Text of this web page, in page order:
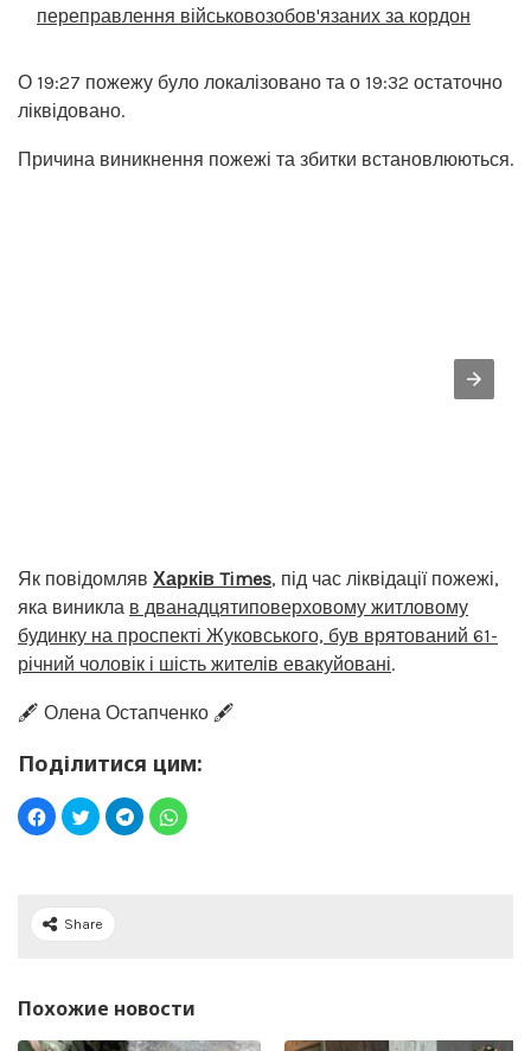
переправлення військовозобов'язаних за кордон
О 19:27 пожежу було локалізовано та о 19:32 остаточно
ліквідовано.
Причина виникнення пожежі та збитки встановлюються.
Як повідомляв Харків Times, під час ліквідації пожежі,
яка виникла в дванадцятиповерховому житловому
будинку на проспекті Жуковського, був врятований 61-
річний чоловік і шість жителів евакуйовані.
🖋️ Олена Остапченко 🖋️
Поділитися цим:
Share
Похожие новости